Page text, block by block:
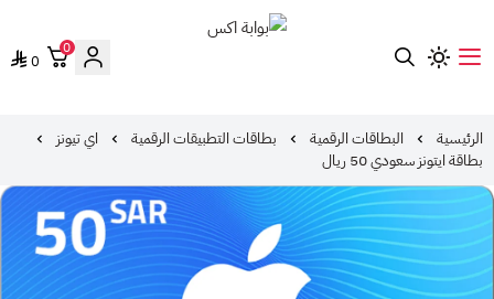
0
0
الرئيسية البطاقات الرقمية بطاقات التطبيقات الرقمية
اي تيونز
بطاقة ايتونز سعودي 50 ريال